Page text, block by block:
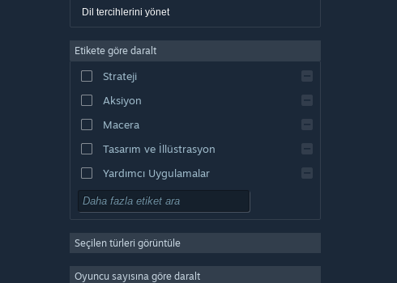
Dil tercihlerini yönet
Etikete göre daralt
Strateji
Aksiyon
Macera
Tasarım ve İllüstrasyon
Yardımcı Uygulamalar
Oynaması Ücretsiz
Devasa Çok Oyunculu
Seçilen türleri görüntüle
Oyuncu sayısına göre daralt